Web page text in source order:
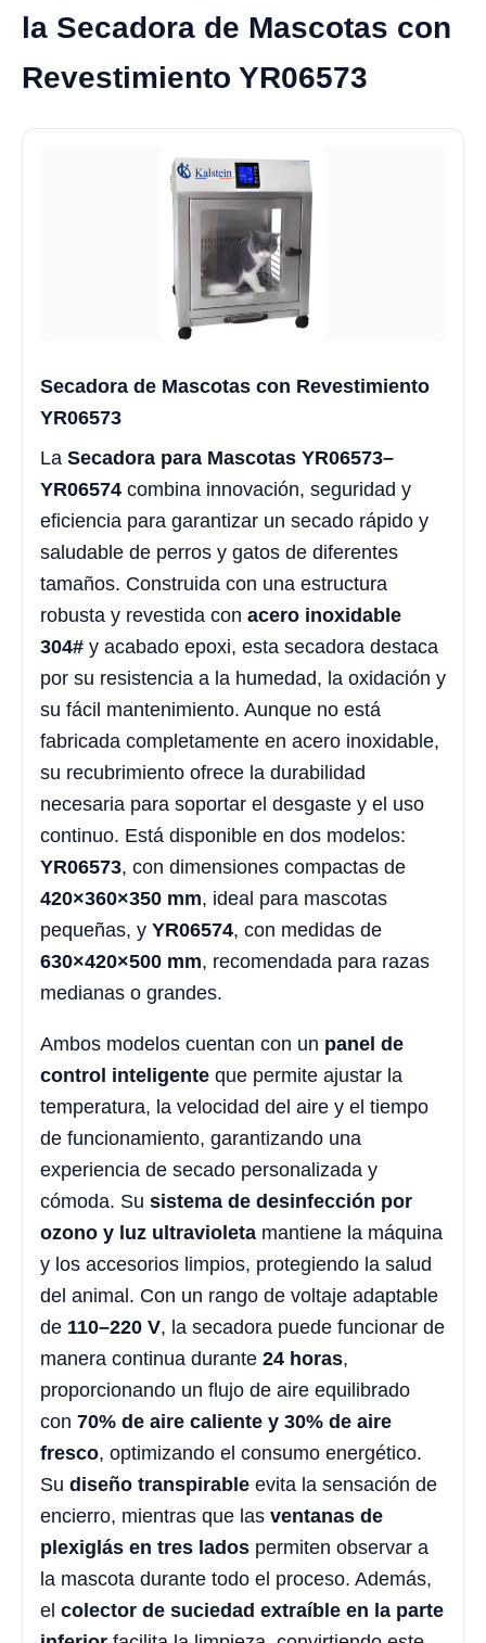
la Secadora de Mascotas con
Revestimiento YR06573
Secadora de Mascotas con Revestimiento
YR06573
La Secadora para Mascotas YR06573–
YR06574 combina innovación, seguridad y
eficiencia para garantizar un secado rápido y
saludable de perros y gatos de diferentes
tamaños. Construida con una estructura
robusta y revestida con acero inoxidable
304# y acabado epoxi, esta secadora destaca
por su resistencia a la humedad, la oxidación y
su fácil mantenimiento. Aunque no está
fabricada completamente en acero inoxidable,
su recubrimiento ofrece la durabilidad
necesaria para soportar el desgaste y el uso
continuo. Está disponible en dos modelos:
YR06573, con dimensiones compactas de
420×360×350 mm, ideal para mascotas
pequeñas, y YR06574, con medidas de
630×420×500 mm, recomendada para razas
medianas o grandes.
Ambos modelos cuentan con un panel de
control inteligente que permite ajustar la
temperatura, la velocidad del aire y el tiempo
de funcionamiento, garantizando una
experiencia de secado personalizada y
cómoda. Su sistema de desinfección por
ozono y luz ultravioleta mantiene la máquina
y los accesorios limpios, protegiendo la salud
del animal. Con un rango de voltaje adaptable
de 110–220 V, la secadora puede funcionar de
manera continua durante 24 horas,
proporcionando un flujo de aire equilibrado
con 70% de aire caliente y 30% de aire
fresco, optimizando el consumo energético.
Su diseño transpirable evita la sensación de
encierro, mientras que las ventanas de
plexiglás en tres lados permiten observar a
la mascota durante todo el proceso. Además,
el colector de suciedad extraíble en la parte